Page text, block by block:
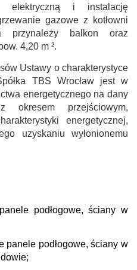
elektryczną i instalację
gazowe z kotłowni
przynależy balkon oraz
4,20 m ².
Ustawy o charakterystyce
TBS Wrocław jest w
energetycznego na dany
przejściowym,
energetycznej,
uzyskaniu wyłonionemu
podłogowe, ściany w
panele podłogowe, ściany w